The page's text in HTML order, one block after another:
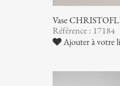
Vase
Référence : 17184
Ajouter à votre